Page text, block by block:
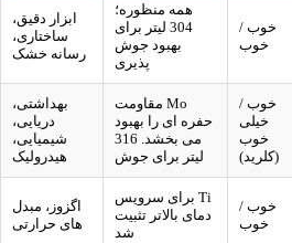
خوب /
خوب
همه منظوره؛
304 لیتر برای
بهبود جوش
پذیری
ابزار دقیق،
ساختاری،
رسانه خشک
خوب /
خیلی
خوب
(کلرید)
Mo مقاومت
حفره ای را بهبود
می بخشد. 316
لیتر برای جوش
بهداشتی،
دریایی،
شیمیایی،
هیدرولیک
خوب /
خوب
Ti برای سرویس
دمای بالاتر تثبیت
شد
اگزوز، مبدل
های حرارتی